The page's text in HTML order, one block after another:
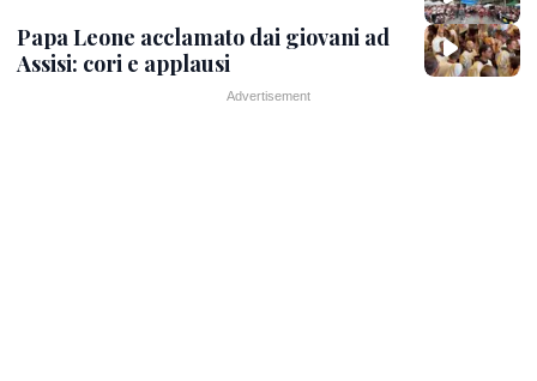
Papa Leone acclamato dai giovani ad
Assisi: cori e applausi